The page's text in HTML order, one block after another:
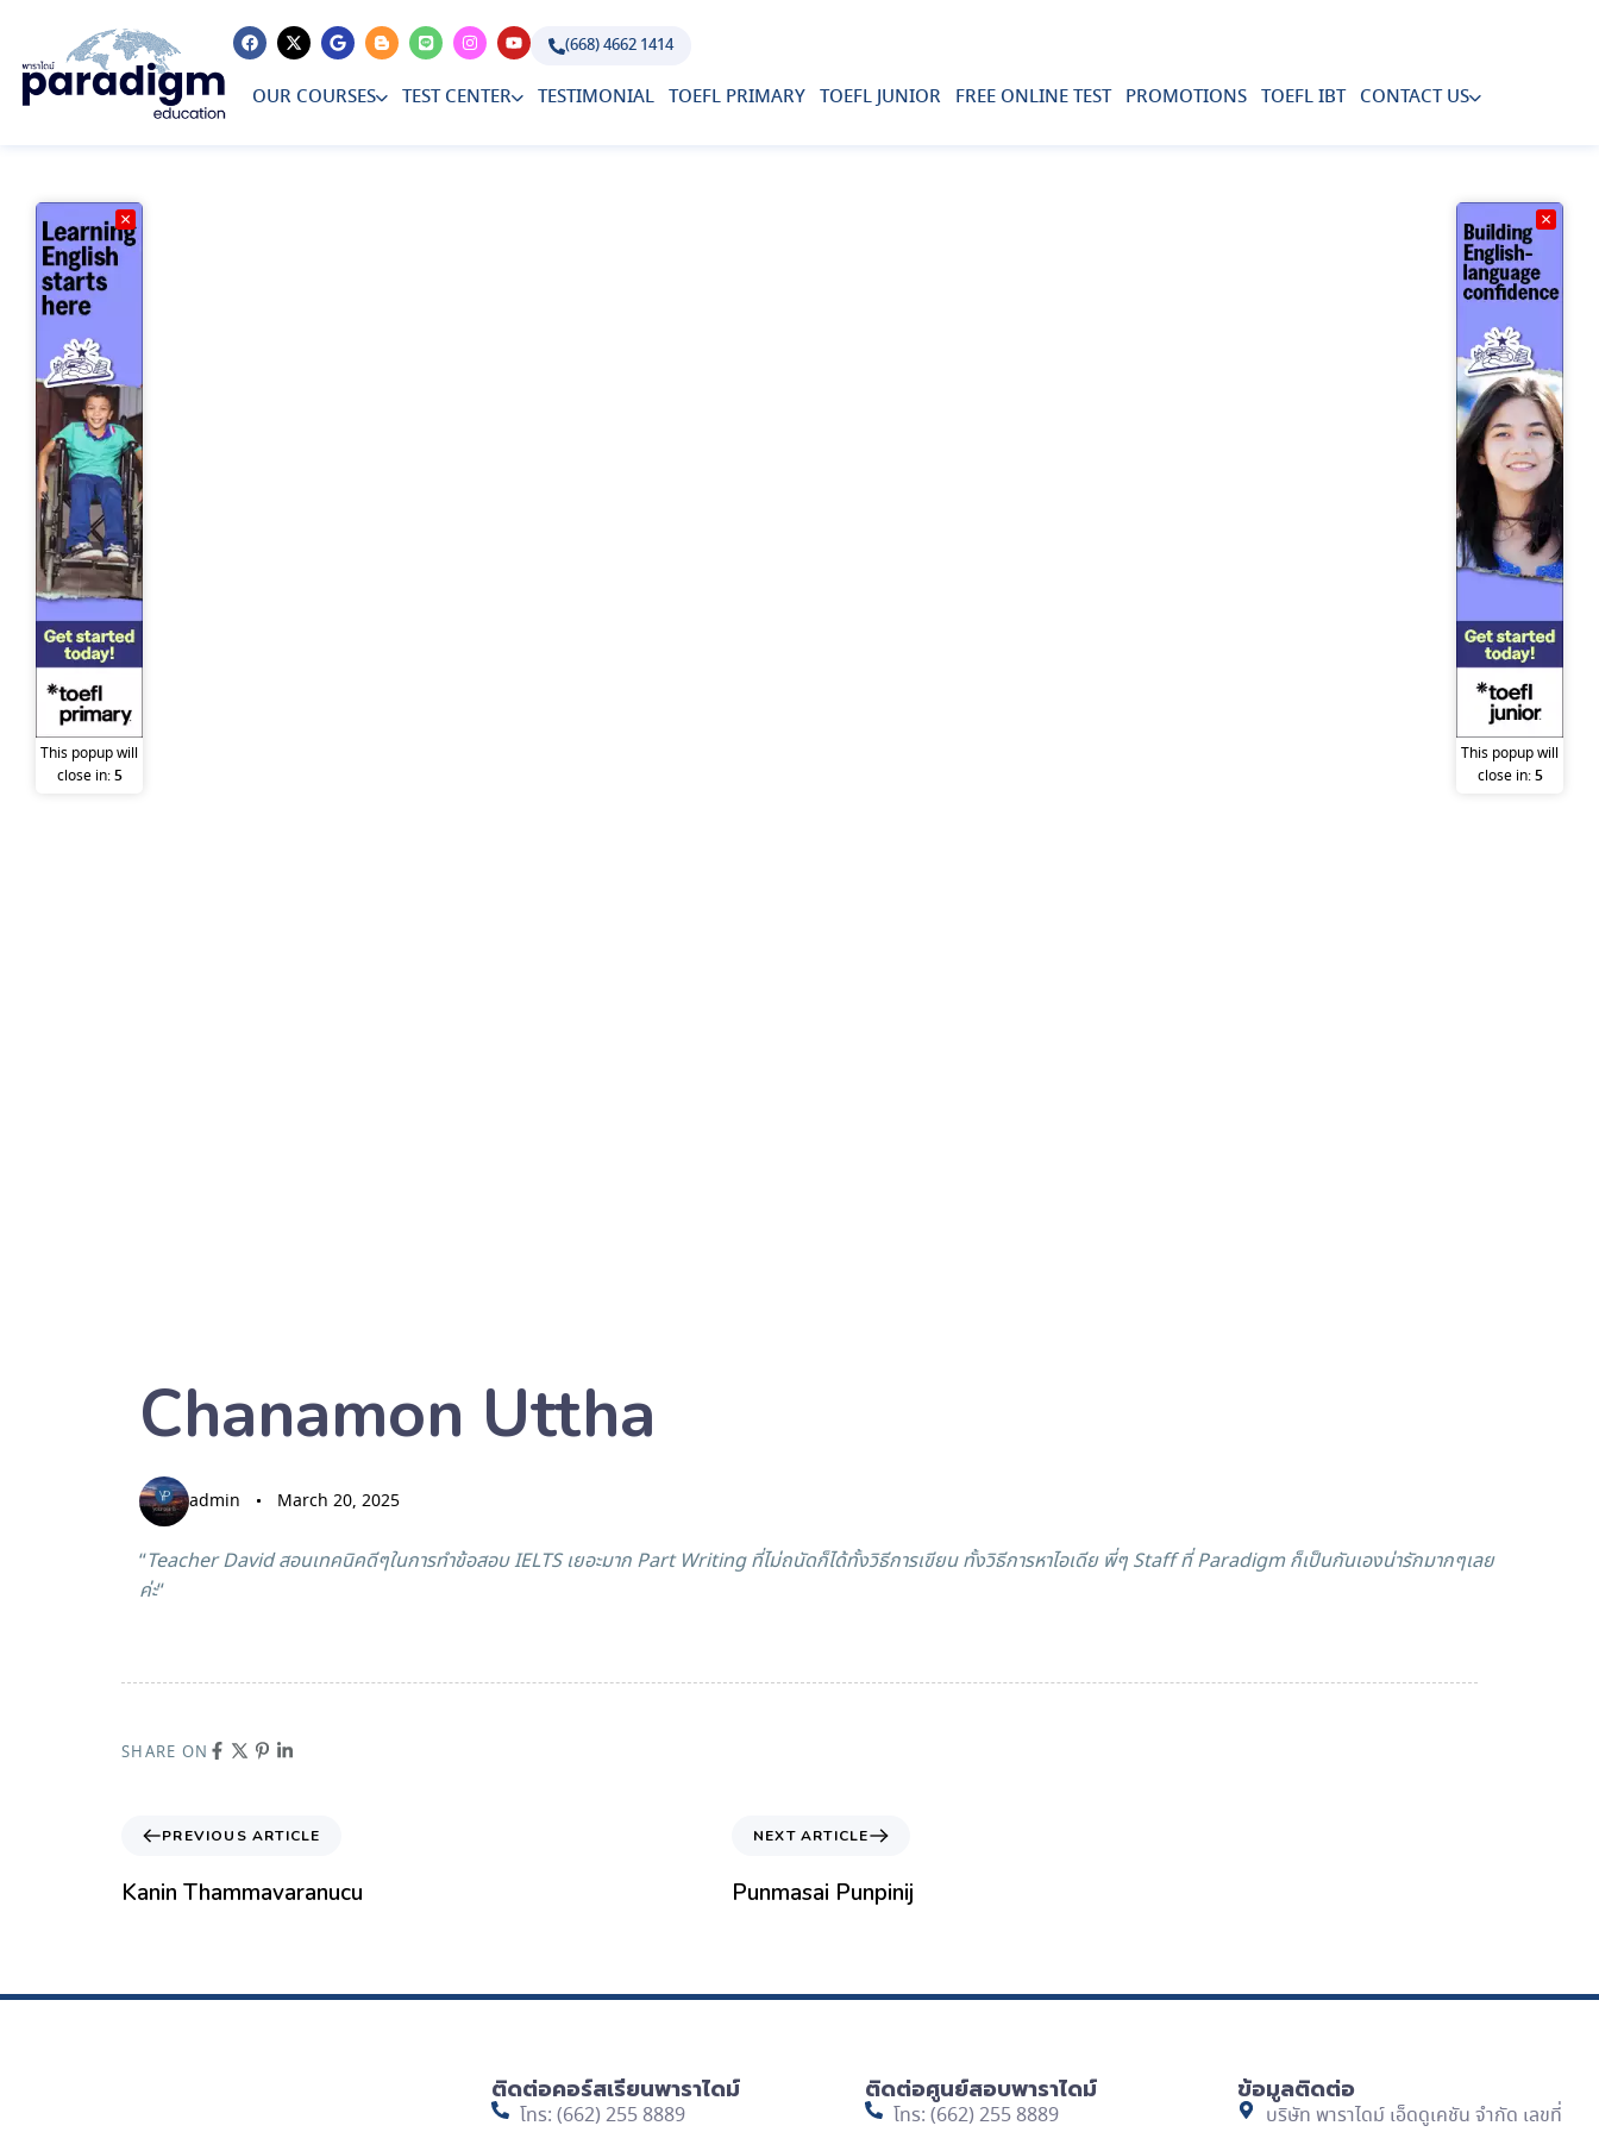
(668) 4662 1414
OUR COURSES TEST CENTER TESTIMONIAL TOEFL PRIMARY TOEFL JUNIOR FREE ONLINE TEST PROMOTIONS TOEFL IBT CONTACT US
IN:
Chanamon Uttha
admin
on:
March 20, 2025
“Teacher David สอนเทคนิคดีๆในการทำข้อสอบ IELTS เยอะมาก Part Writing ที่ไม่ถนัดก็ได้ทั้งวิธีการเขียน ทั้งวิธีการหาไอเดีย พี่ๆ Staff ที่ Paradigm ก็เป็นกันเองน่ารักมากๆเลย
ค่ะ“
SHARE ON
PREVIOUS ARTICLE
Kanin Thammavaranucu
NEXT ARTICLE
Punmasai Punpinij
ติดต่อคอร์สเรียนพาราไดม์
โทร: (662) 255 8889
ติดต่อศูนย์สอบพาราไดม์
โทร: (662) 255 8889
ข้อมูลติดต่อ
บริษัท พาราไดม์ เอ็ดดูเคชัน จำกัด เลขที่
×
This popup will
close in:5
×
This popup will
close in:5